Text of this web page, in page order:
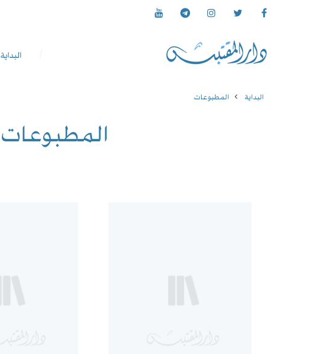
البداية
البداية المطبوعات
المطبوعات